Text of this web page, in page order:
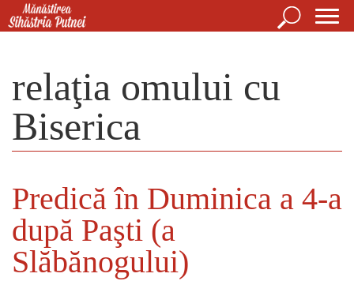
Mergi la conţinutul principal
Căutare
relaţia omului cu
Biserica
Predică în Duminica a 4-a
după Paşti (a
Slăbănogului)